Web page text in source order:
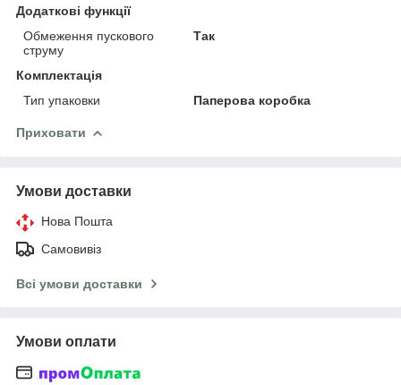
Додаткові функції
Обмеження пускового
струму
Так
Комплектація
Тип упаковки
Паперова коробка
Приховати
Умови доставки
Нова Пошта
Самовивіз
Всі умови доставки
Умови оплати